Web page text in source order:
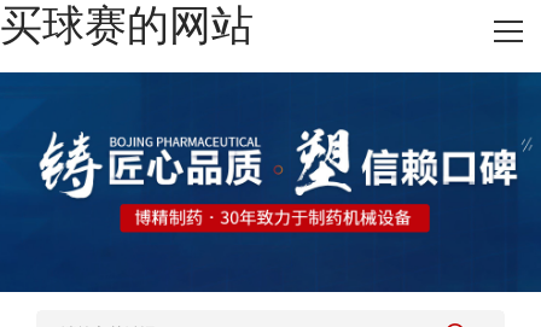
买球赛的网站
网站买球赛的网站
施工案例